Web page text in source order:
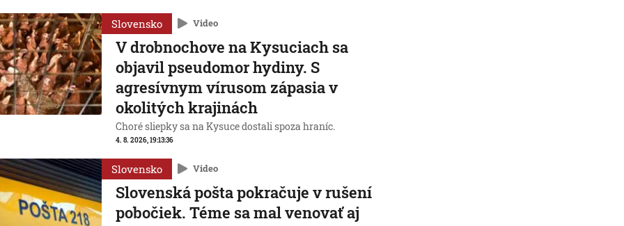
Slovensko Video
V drobnochove na Kysuciach sa
objavil pseudomor hydiny. S
agresívnym vírusom zápasia v
okolitých krajinách
Choré sliepky sa na Kysuce dostali spoza hraníc.
4. 8. 2026, 19:13:36
Slovensko Video
Slovenská pošta pokračuje v rušení
pobočiek. Téme sa mal venovať aj